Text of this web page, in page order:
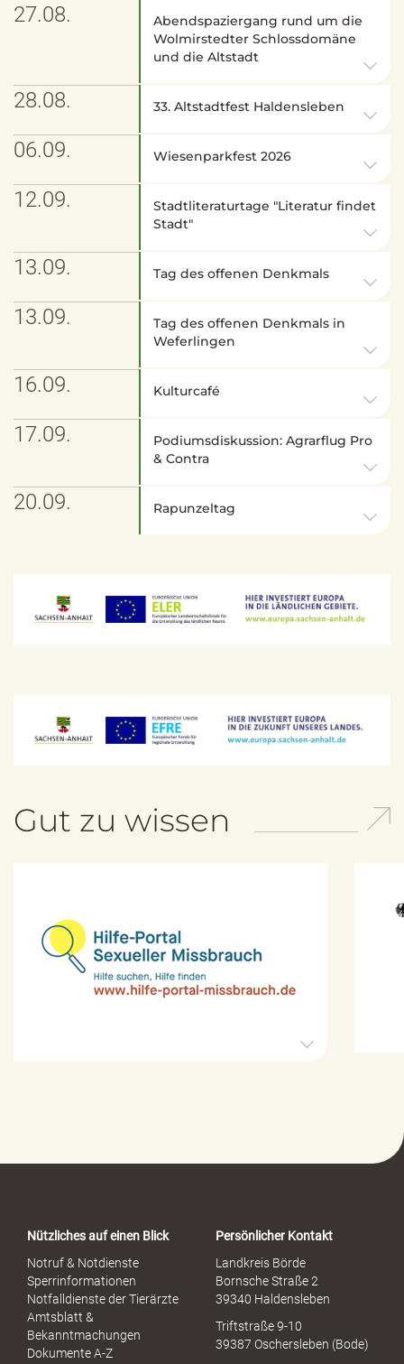
27.08.
Abendspaziergang rund um die
Wolmirstedter Schlossdomäne
und die Altstadt
28.08. 33. Altstadtfest Haldensleben
06.09. Wiesenparkfest 2026
12.09.
Stadtliteraturtage "Literatur findet
Stadt"
13.09. Tag des offenen Denkmals
13.09.
Tag des offenen Denkmals in
Weferlingen
16.09. Kulturcafé
17.09.
Podiumsdiskussion: Agrarflug Pro
& Contra
20.09. Rapunzeltag
Gut zu wissen
o
x
Nützliches auf einen Blick
Notruf & Notdienste
Sperrinformationen
Notfalldienste der Tierärzte
Amtsblatt &
Bekanntmachungen
Dokumente A-Z
Persönlicher Kontakt
Landkreis Börde
Bornsche Straße 2
39340 Haldensleben
Triftstraße 9-10
39387 Oschersleben (Bode)